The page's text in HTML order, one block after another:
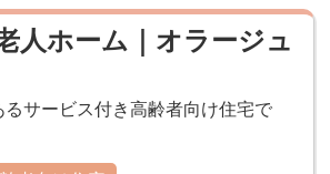
人ホーム｜オラージュ
サービス付き高齢者向け住宅で